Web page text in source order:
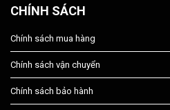
CHÍNH SÁCH
Chính sách mua hàng
Chính sách vận chuyển
Chính sách bảo hành